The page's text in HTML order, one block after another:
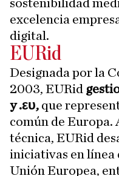
sostenibilidad
excelencia
digital.
EURid
Designada por la
2003, EURid
y .ευ, que
común de Europa.
técnica, EURid
iniciativas en línea
Unión Europea,